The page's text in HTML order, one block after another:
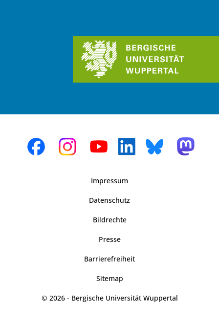
Impressum
Datenschutz
Bildrechte
Presse
Barrierefreiheit
Sitemap
© 2026 - Bergische Universität Wuppertal